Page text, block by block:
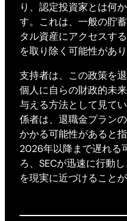
り、認定投資家とは何
す。これは、一般の貯
タル資産にアクセスす
を取り除く可能性があり
支持者は、この政策を
個人に自らの財政的未
与える方法として見て
係者は、退職金プラン
かかる可能性があると
2026年以降まで遅れる
ろ、SECが迅速に行動
を現実に近づけること